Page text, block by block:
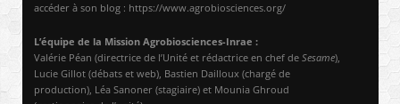
accéder à son blog : https://www.agrobiosciences.org/
L’équipe de la Mission Agrobiosciences-Inrae :
Valérie Péan (directrice de l’Unité et rédactrice en chef de Sesame),
Lucie Gillot (débats et web), Bastien Dailloux (chargé de
production), Léa Sanoner (stagiaire) et Mounia Ghroud